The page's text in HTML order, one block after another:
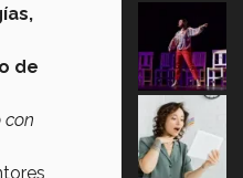
de
con